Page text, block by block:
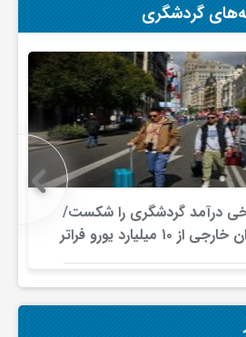
گردشگری
درآمد گردشگری را شکست/
هزینه‌کرد گردشگران خارجی از ۱۰ میلیارد یورو فراتر
رفت